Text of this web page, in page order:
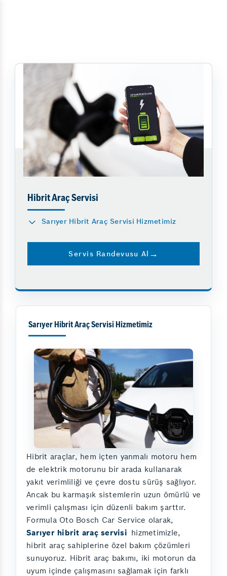
Hibrit Araç Servisi
Sarıyer Hibrit Araç Servisi Hizmetimiz
Servis Randevusu Al
Sarıyer Hibrit Araç Servisi Hizmetimiz
Hibrit araçlar, hem içten yanmalı motoru hem
de elektrik motorunu bir arada kullanarak
yakıt verimliliği ve çevre dostu sürüş sağlıyor.
Ancak bu karmaşık sistemlerin uzun ömürlü ve
verimli çalışması için düzenli bakım şarttır.
Formula Oto Bosch Car Service olarak,
Sarıyer hibrit araç servisi hizmetimizle,
hibrit araç sahiplerine özel bakım çözümleri
sunuyoruz. Hibrit araç bakımı, iki motorun da
uyum içinde çalışmasını sağlamak için farklı